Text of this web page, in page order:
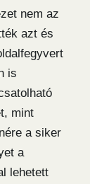
nem az
azt és
is
mint
a siker
a
lehetett